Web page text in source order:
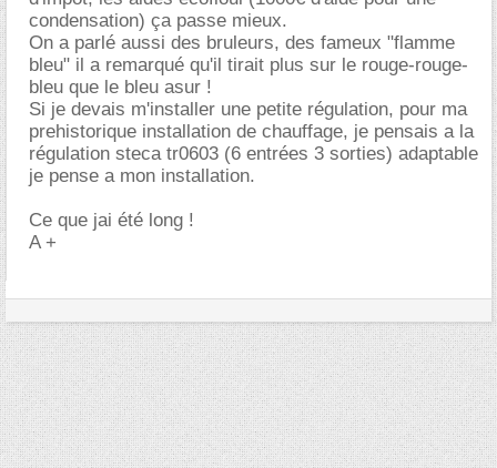
condensation) ça passe mieux.
On a parlé aussi des bruleurs, des fameux "flamme
bleu" il a remarqué qu'il tirait plus sur le rouge-rouge-
bleu que le bleu asur !
Si je devais m'installer une petite régulation, pour ma
prehistorique installation de chauffage, je pensais a la
régulation steca tr0603 (6 entrées 3 sorties) adaptable
je pense a mon installation.
Ce que jai été long !
A +